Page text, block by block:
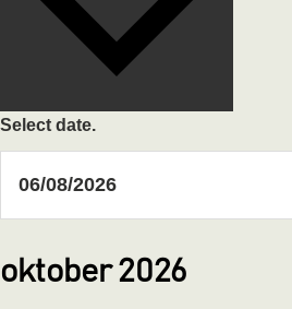
Select date.
oktober 2026